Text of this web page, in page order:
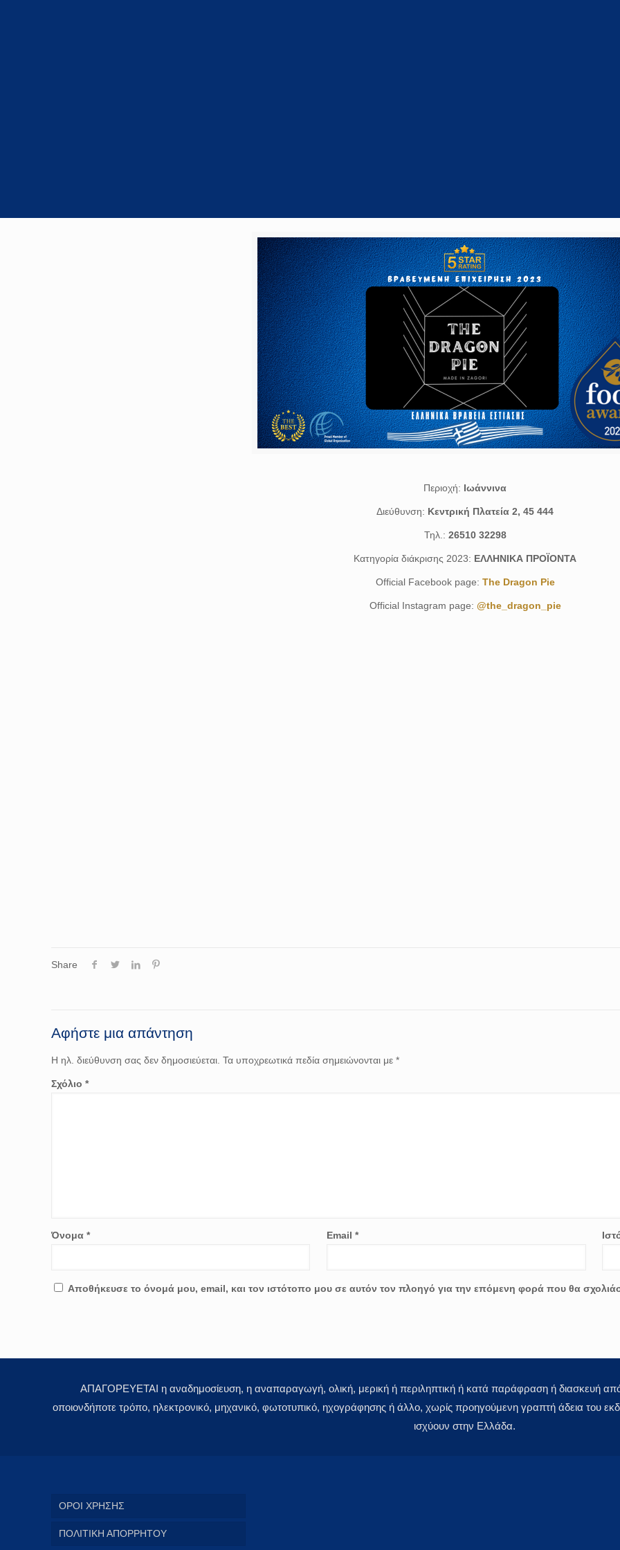
Περιοχή: Ιωάννινα
Διεύθυνση: Κεντρική Πλατεία 2, 45 444
Τηλ.: 26510 32298
Κατηγορία διάκρισης 2023: ΕΛΛΗΝΙΚΑ ΠΡΟΪΟΝΤΑ
Official Facebook page: The Dragon Pie
Official Instagram page: @the_dragon_pie
Share
Αφήστε μια απάντηση
Η ηλ. διεύθυνση σας δεν δημοσιεύεται. Τα υποχρεωτικά πεδία σημειώνονται με*
Σχόλιο*
Όνομα* Email*
Αποθήκευσε το όνομά μου, email, και τον ιστότοπο μου σε αυτόν τον πλοηγό για την επόμενη φορά που θα
ΑΠΑΓΟΡΕΥΕΤΑΙ η αναδημοσίευση, η αναπαραγωγή, ολική, μερική ή περιληπτική ή κατά παράφραση ή διασκευή
οποιονδήποτε τρόπο, ηλεκτρονικό, μηχανικό, φωτοτυπικό, ηχογράφησης ή άλλο, χωρίς προηγούμενη γραπτή άδεια του
ισχύουν στην Ελλάδα.
ΟΡΟΙ ΧΡΗΣΗΣ
ΠΟΛΙΤΙΚΗ ΑΠΟΡΡΗΤΟΥ